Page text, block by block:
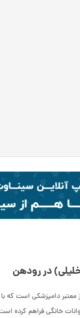
در رودهن
معتبر دامپزشکی است
خانگی فراهم کرده